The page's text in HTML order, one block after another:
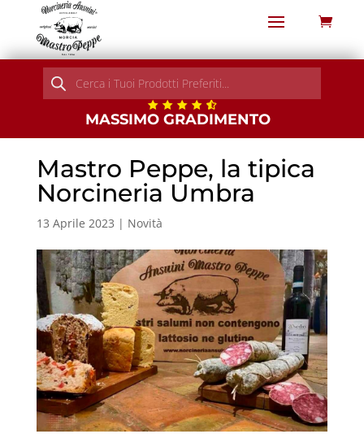
Products
search
MASSIMO GRADIMENTO
Mastro Peppe, la tipica
Norcineria Umbra
13 Aprile 2023 | Novità